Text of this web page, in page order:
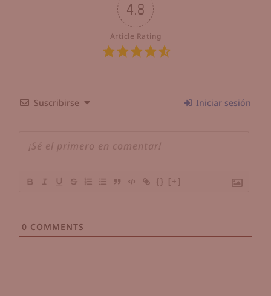
4.8
Article Rating
Suscribirse Iniciar sesión
{} [+]
0 COMMENTS